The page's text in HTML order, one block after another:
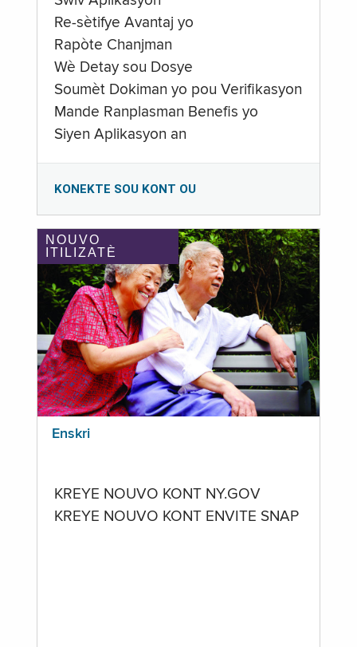
Re-sètifye Avantaj yo
Rapòte Chanjman
Wè Detay sou Dosye
Soumèt Dokiman yo pou Verifikasyon
Mande Ranplasman Benefis yo
Siyen Aplikasyon an
KONEKTE SOU KONT OU
NOUVO
ITILIZATÈ
Enskri
KREYE NOUVO KONT NY.GOV
KREYE NOUVO KONT ENVITE SNAP